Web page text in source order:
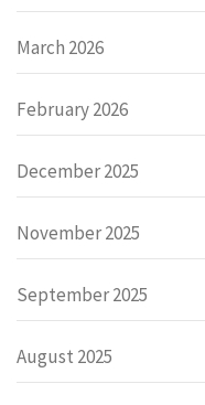
March 2026
February 2026
December 2025
November 2025
September 2025
August 2025